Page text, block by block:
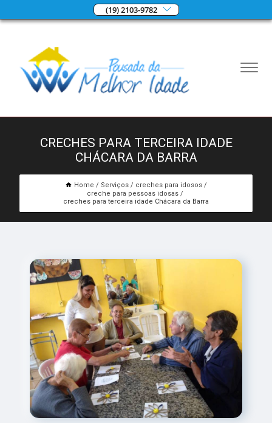
(19) 2103-9782
CRECHES PARA TERCEIRA IDADE
CHÁCARA DA BARRA
Home Serviços
creches para idosos
creche para pessoas idosas
creches para terceira idade Chácara da Barra